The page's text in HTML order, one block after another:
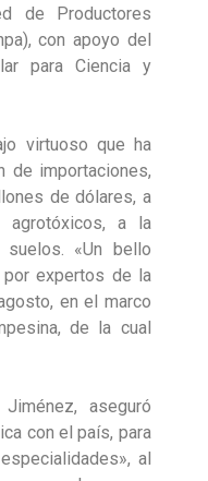
de Productores
con apoyo del
para Ciencia y
virtuoso que ha
de importaciones,
de dólares, a
agrotóxicos, a la
«Un bello
expertos de la
en el marco
de la cual
aseguró
con el país, para
al